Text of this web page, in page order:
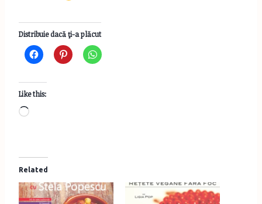
Distribuie dacă ţi-a plăcut
Like this:
L
d
i
n
Related